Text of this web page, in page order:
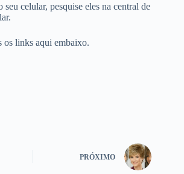
seu celular, pesquise eles na central de
os links aqui embaixo.
PRÓXIMO